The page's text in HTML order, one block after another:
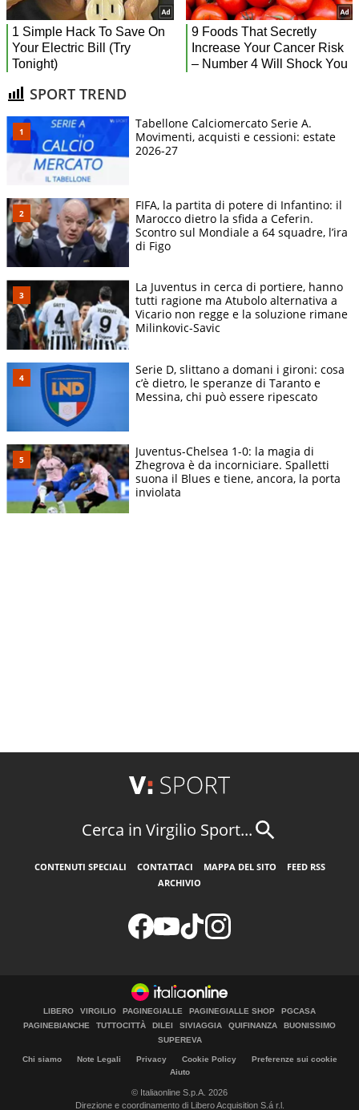
SPORT TREND
Tabellone Calciomercato Serie A.
Movimenti, acquisti e cessioni: estate
2026-27
FIFA, la partita di potere di Infantino: il
Marocco dietro la sfida a Ceferin.
Scontro sul Mondiale a 64 squadre, l’ira
di Figo
La Juventus in cerca di portiere, hanno
tutti ragione ma Atubolo alternativa a
Vicario non regge e la soluzione rimane
Milinkovic-Savic
Serie D, slittano a domani i gironi: cosa
c’è dietro, le speranze di Taranto e
Messina, chi può essere ripescato
Juventus-Chelsea 1-0: la magia di
Zhegrova è da incorniciare. Spalletti
suona il Blues e tiene, ancora, la porta
inviolata
Cerca in Virgilio Sport...
CONTENUTI SPECIALI CONTATTACI MAPPA DEL SITO
FEED RSS
ARCHIVIO
LIBERO VIRGILIO PAGINEGIALLE PAGINEGIALLE SHOP
PGCASA
PAGINEBIANCHE
TUTTOCITTÀ DILEI SIVIAGGIA QUIFINANZA
BUONISSIMO
SUPEREVA
Chi siamo Note Legali Privacy Cookie Policy
Preferenze sui cookie
Aiuto
© Italiaonline S.p.A. 2026
Direzione e coordinamento di Libero Acquisition S.á r.l.